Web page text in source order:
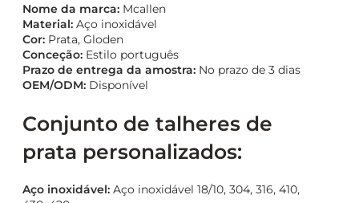
Nome da marca: Mcallen
Material: Aço inoxidável
Cor: Prata, Gloden
Conceção: Estilo português
Prazo de entrega da amostra: No prazo de 3 dias
OEM/ODM: Disponível
Conjunto de talheres de
prata personalizados:
Aço inoxidável: Aço inoxidável 18/10, 304, 316, 410,